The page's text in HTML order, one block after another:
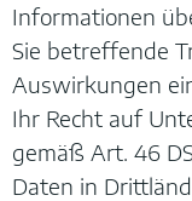
Informationen
Sie betreffende
Auswirkungen
Ihr Recht auf
gemäß Art. 46
Daten in